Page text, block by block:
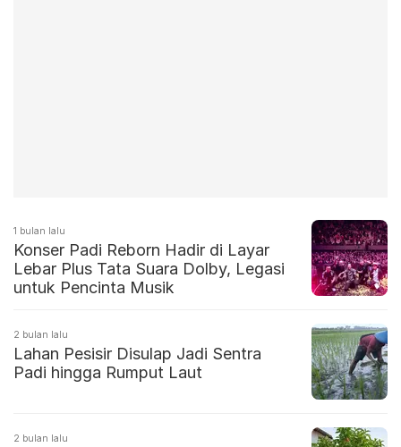
1 bulan lalu
Konser Padi Reborn Hadir di Layar
Lebar Plus Tata Suara Dolby, Legasi
untuk Pencinta Musik
2 bulan lalu
Lahan Pesisir Disulap Jadi Sentra
Padi hingga Rumput Laut
2 bulan lalu